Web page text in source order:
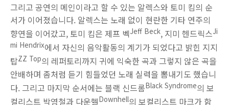
그리고 공연의 메인이라고 할 수 있는 알렉스와 토미 킴의 순
서가 이어졌습니다. 알렉스는 노래 없이 현란한 기타 연주의
향연을 이어갔고, 토미 킴은 제프 벡Jeff Beck, 지미 헨드릭스Ji
mi Hendrix에서 자신의 음악활동의 계기가 되었다고 밝힌 지지
탑ZZ Top의 레퍼토리까지 귀에 익숙한 곡과 그렇지 않은 곡을
안배하며 좀처럼 듣기 힘들었던 노래 실력을 뽐내기도 했습니
다. 그리고 마지막 순서에는 블랙 신드롬Black Syndrome의 보
컬리스트 박영철과 다운헬Downhell의 보컬리스트 마크가 함